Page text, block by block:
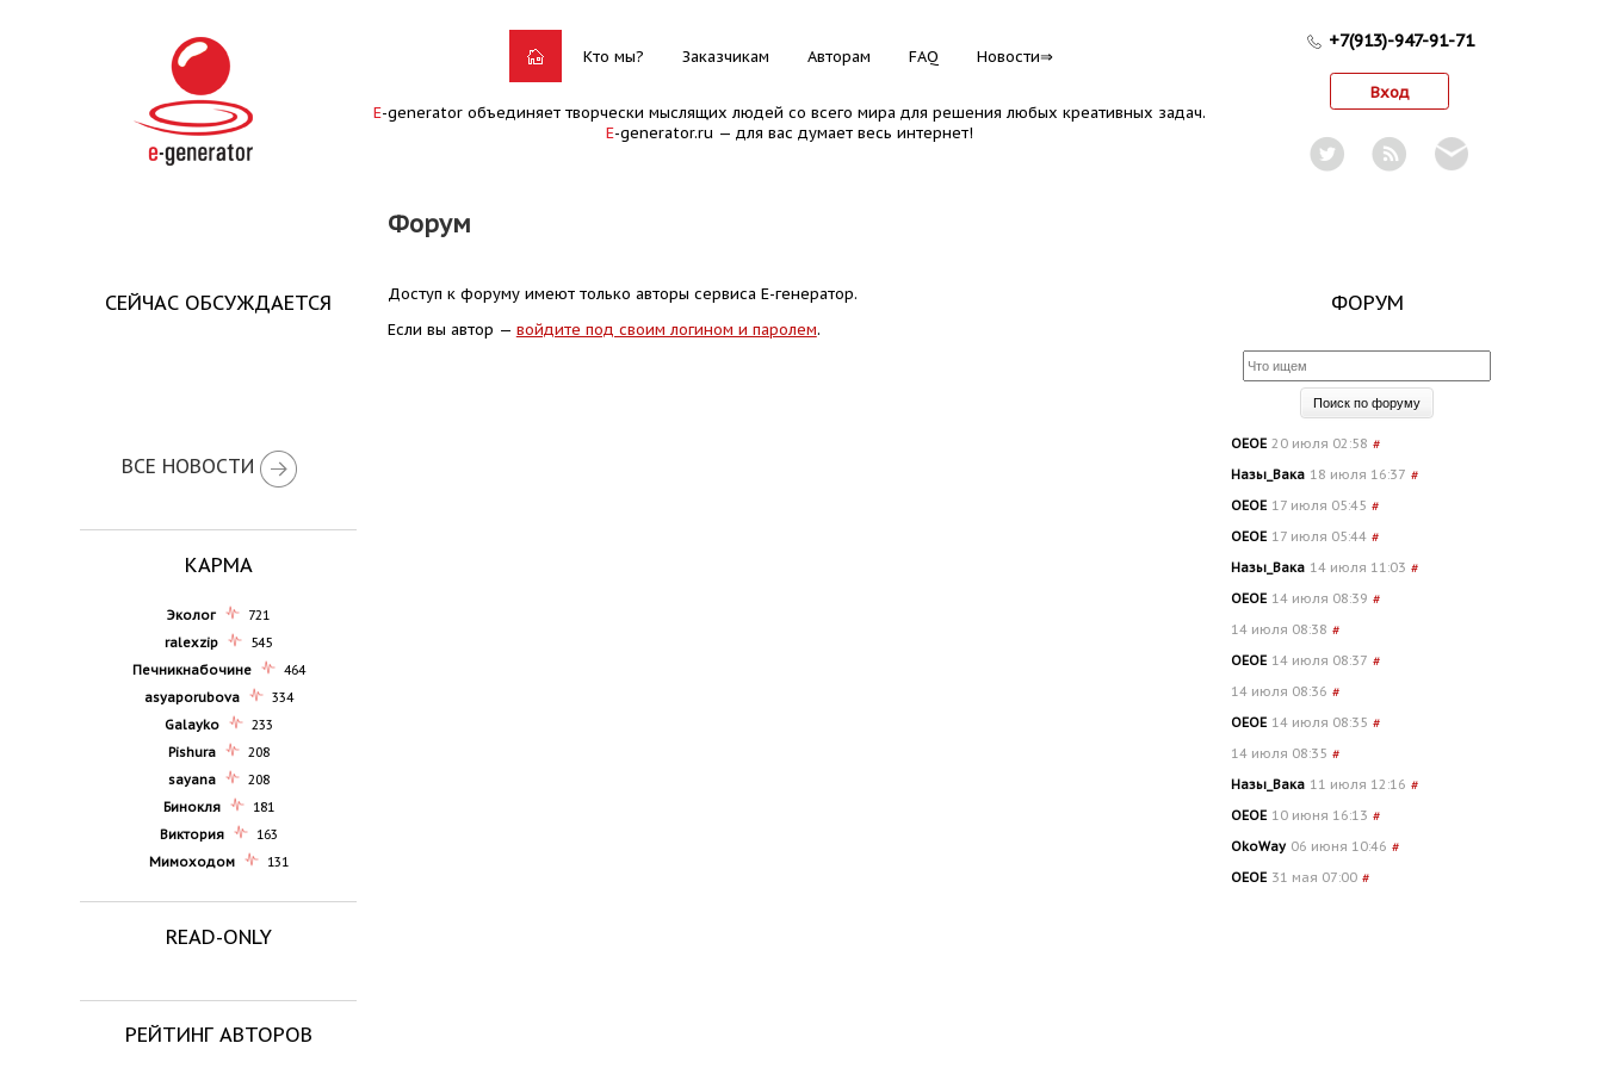
Кто мы? Заказчикам Авторам FAQ Новости
E-generator объединяет творчески мыслящих людей со всего мира для решения любых креативных задач.
E-generator.ru — для вас думает весь интернет!
+7(913)-947-91-71
Вход
Форум
СЕЙЧАС ОБСУЖДАЕТСЯ
ВСЕ НОВОСТИ
КАРМА
Эколог
721
ralexzip
545
Печникнабочине
464
asyaporubova
334
Galayko
233
Pishura
208
sayana
208
Бинокля
181
Виктория
163
Мимоходом
131
READ-ONLY
РЕЙТИНГ АВТОРОВ
Доступ к форуму имеют только авторы сервиса Е-генератор.
Если вы автор — войдите под своим логином и паролем.
ФОРУМ
OEOE 20 июля 02:58 #
Назы_Вака 18 июля 16:37 #
OEOE 17 июля 05:45 #
OEOE 17 июля 05:44 #
Назы_Вака 14 июля 11:03 #
OEOE 14 июля 08:39 #
14 июля 08:38 #
OEOE 14 июля 08:37 #
14 июля 08:36 #
OEOE 14 июля 08:35 #
14 июля 08:35 #
Назы_Вака 11 июля 12:16 #
OEOE 10 июня 16:13 #
OkoWay 06 июня 10:46 #
OEOE 31 мая 07:00 #